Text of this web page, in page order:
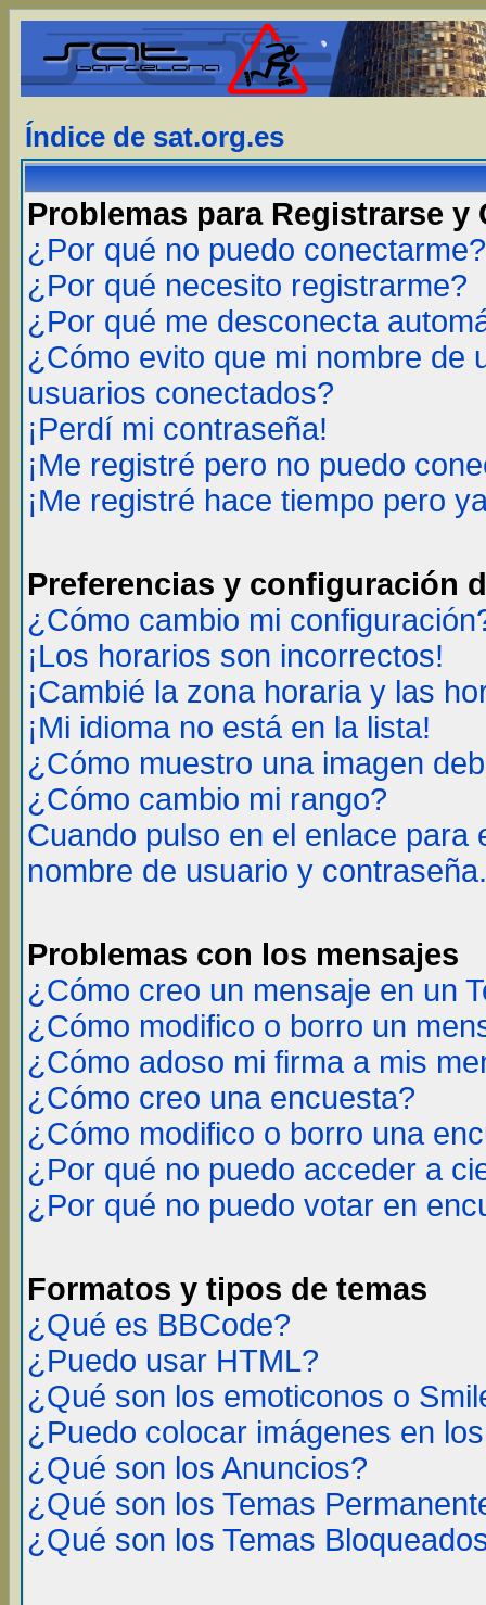
Índice de sat.org.es
Problemas para Registrarse y
¿Por qué no puedo conectarme?
¿Por qué necesito registrarme?
¿Por qué me desconecta
¿Cómo evito que mi nombre de
usuarios conectados?
¡Perdí mi contraseña!
¡Me registré pero no puedo
¡Me registré hace tiempo pero
Preferencias y configuración
¿Cómo cambio mi
¡Los horarios son incorrectos!
¡Cambié la zona horaria y las
¡Mi idioma no está en la lista!
¿Cómo muestro una imagen
¿Cómo cambio mi rango?
Cuando pulso en el enlace
nombre de usuario y contraseña.
Problemas con los mensajes
¿Cómo creo un mensaje en un
¿Cómo modifico o borro un
¿Cómo adoso mi firma a mis
¿Cómo creo una encuesta?
¿Cómo modifico o borro una
¿Por qué no puedo acceder a
¿Por qué no puedo votar en
Formatos y tipos de temas
¿Qué es BBCode?
¿Puedo usar HTML?
¿Qué son los emoticonos o
¿Puedo colocar imágenes en
¿Qué son los Anuncios?
¿Qué son los Temas
¿Qué son los Temas